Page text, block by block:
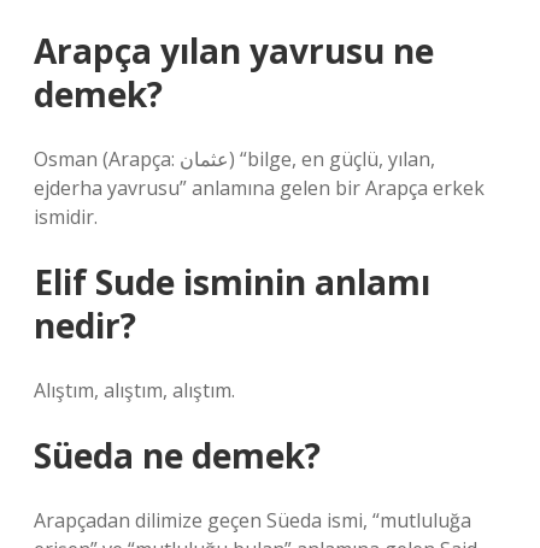
Arapça yılan yavrusu ne
demek?
Osman (Arapça: عثمان) “bilge, en güçlü, yılan,
ejderha yavrusu” anlamına gelen bir Arapça erkek
ismidir.
Elif Sude isminin anlamı
nedir?
Alıştım, alıştım, alıştım.
Süeda ne demek?
Arapçadan dilimize geçen Süeda ismi, “mutluluğa